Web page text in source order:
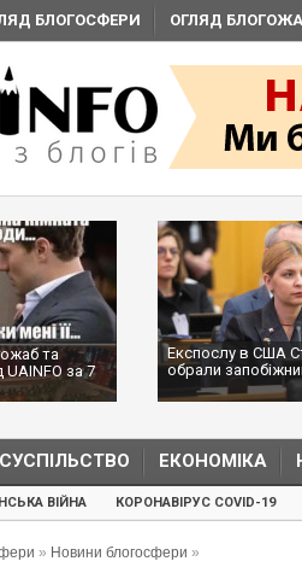
БЛОГОСФЕРИ ОГЛЯД
та
за 7
Експослу в США
обрали
СУСПІЛЬСТВО ЕКОНОМІКА
ВІЙНА КОРОНАВІРУС COVID-19
» Новини блогосфери »